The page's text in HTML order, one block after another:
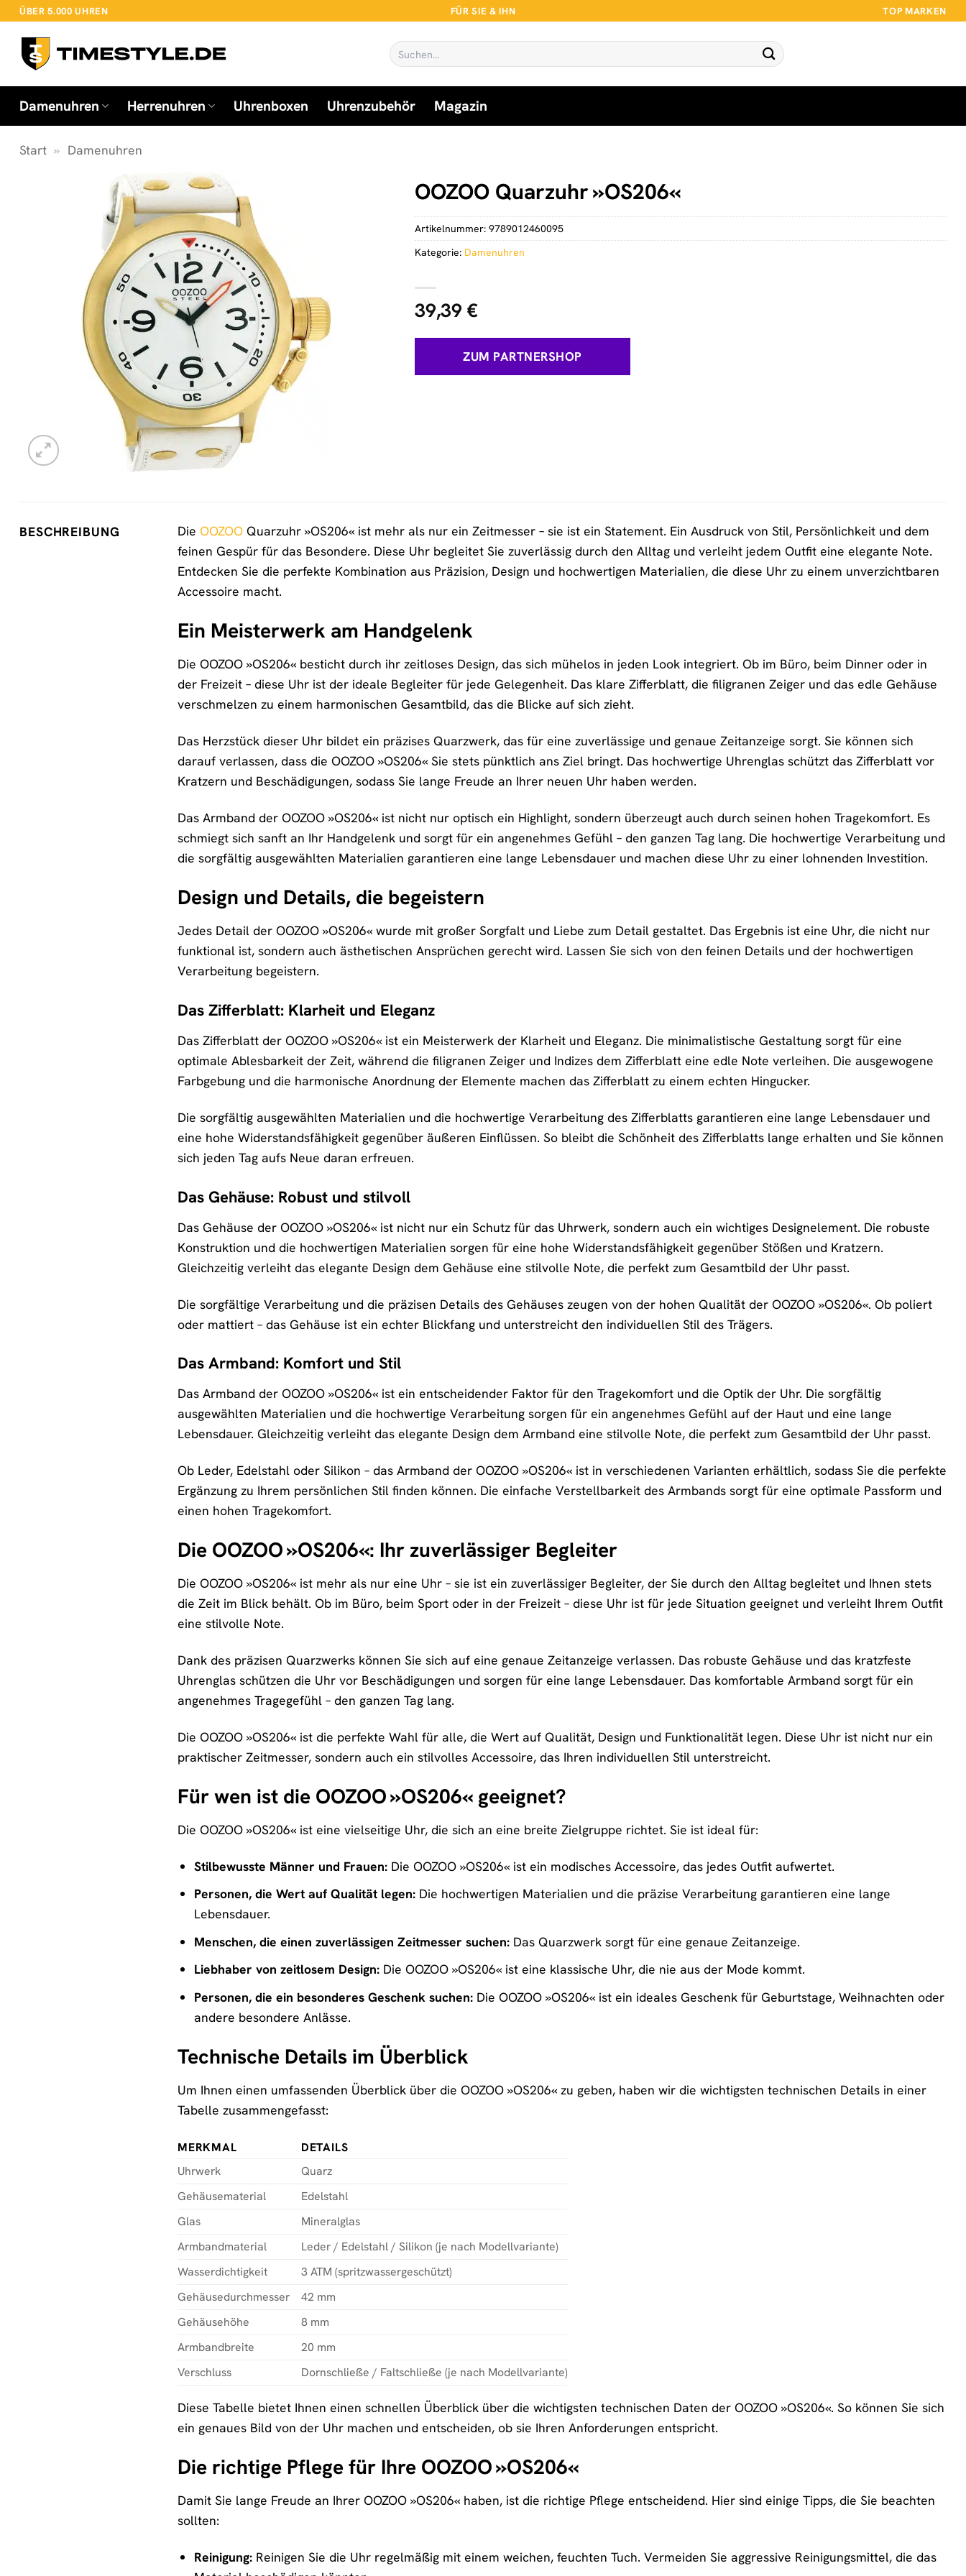
Zum
springen
ÜBER 5.000 UHREN FÜR SIE & IHN TOP MARKEN
Suchen
nach:
Damenuhren Herrenuhren Uhrenboxen Uhrenzubehör Magazin
Start » Damenuhren
OOZOO Quarzuhr »OS206«
39,39 €
ZUM PARTNERSHOP
Artikelnummer: 9789012460095
Kategorie: Damenuhren
BESCHREIBUNG Die OOZOO Quarzuhr »OS206« ist mehr als nur ein Zeitmesser – sie ist ein Statement. Ein Ausdruck von Stil, Persönlichkeit und dem
feinen Gespür für das Besondere. Diese Uhr begleitet Sie zuverlässig durch den Alltag und verleiht jedem Outfit eine elegante Note.
Entdecken Sie die perfekte Kombination aus Präzision, Design und hochwertigen Materialien, die diese Uhr zu einem unverzichtbaren
Accessoire macht.
Ein Meisterwerk am Handgelenk
Die OOZOO »OS206« besticht durch ihr zeitloses Design, das sich mühelos in jeden Look integriert. Ob im Büro, beim Dinner oder in
der Freizeit – diese Uhr ist der ideale Begleiter für jede Gelegenheit. Das klare Zifferblatt, die filigranen Zeiger und das edle Gehäuse
verschmelzen zu einem harmonischen Gesamtbild, das die Blicke auf sich zieht.
Das Herzstück dieser Uhr bildet ein präzises Quarzwerk, das für eine zuverlässige und genaue Zeitanzeige sorgt. Sie können sich
darauf verlassen, dass die OOZOO »OS206« Sie stets pünktlich ans Ziel bringt. Das hochwertige Uhrenglas schützt das Zifferblatt vor
Kratzern und Beschädigungen, sodass Sie lange Freude an Ihrer neuen Uhr haben werden.
Das Armband der OOZOO »OS206« ist nicht nur optisch ein Highlight, sondern überzeugt auch durch seinen hohen Tragekomfort. Es
schmiegt sich sanft an Ihr Handgelenk und sorgt für ein angenehmes Gefühl – den ganzen Tag lang. Die hochwertige Verarbeitung und
die sorgfältig ausgewählten Materialien garantieren eine lange Lebensdauer und machen diese Uhr zu einer lohnenden Investition.
Design und Details, die begeistern
Jedes Detail der OOZOO »OS206« wurde mit großer Sorgfalt und Liebe zum Detail gestaltet. Das Ergebnis ist eine Uhr, die nicht nur
funktional ist, sondern auch ästhetischen Ansprüchen gerecht wird. Lassen Sie sich von den feinen Details und der hochwertigen
Verarbeitung begeistern.
Das Zifferblatt: Klarheit und Eleganz
Das Zifferblatt der OOZOO »OS206« ist ein Meisterwerk der Klarheit und Eleganz. Die minimalistische Gestaltung sorgt für eine
optimale Ablesbarkeit der Zeit, während die filigranen Zeiger und Indizes dem Zifferblatt eine edle Note verleihen. Die ausgewogene
Farbgebung und die harmonische Anordnung der Elemente machen das Zifferblatt zu einem echten Hingucker.
Die sorgfältig ausgewählten Materialien und die hochwertige Verarbeitung des Zifferblatts garantieren eine lange Lebensdauer und
eine hohe Widerstandsfähigkeit gegenüber äußeren Einflüssen. So bleibt die Schönheit des Zifferblatts lange erhalten und Sie können
sich jeden Tag aufs Neue daran erfreuen.
Das Gehäuse: Robust und stilvoll
Das Gehäuse der OOZOO »OS206« ist nicht nur ein Schutz für das Uhrwerk, sondern auch ein wichtiges Designelement. Die robuste
Konstruktion und die hochwertigen Materialien sorgen für eine hohe Widerstandsfähigkeit gegenüber Stößen und Kratzern.
Gleichzeitig verleiht das elegante Design dem Gehäuse eine stilvolle Note, die perfekt zum Gesamtbild der Uhr passt.
Die sorgfältige Verarbeitung und die präzisen Details des Gehäuses zeugen von der hohen Qualität der OOZOO »OS206«. Ob poliert
oder mattiert – das Gehäuse ist ein echter Blickfang und unterstreicht den individuellen Stil des Trägers.
Das Armband: Komfort und Stil
Das Armband der OOZOO »OS206« ist ein entscheidender Faktor für den Tragekomfort und die Optik der Uhr. Die sorgfältig
ausgewählten Materialien und die hochwertige Verarbeitung sorgen für ein angenehmes Gefühl auf der Haut und eine lange
Lebensdauer. Gleichzeitig verleiht das elegante Design dem Armband eine stilvolle Note, die perfekt zum Gesamtbild der Uhr passt.
Ob Leder, Edelstahl oder Silikon – das Armband der OOZOO »OS206« ist in verschiedenen Varianten erhältlich, sodass Sie die perfekte
Ergänzung zu Ihrem persönlichen Stil finden können. Die einfache Verstellbarkeit des Armbands sorgt für eine optimale Passform und
einen hohen Tragekomfort.
Die OOZOO »OS206«: Ihr zuverlässiger Begleiter
Die OOZOO »OS206« ist mehr als nur eine Uhr – sie ist ein zuverlässiger Begleiter, der Sie durch den Alltag begleitet und Ihnen stets
die Zeit im Blick behält. Ob im Büro, beim Sport oder in der Freizeit – diese Uhr ist für jede Situation geeignet und verleiht Ihrem Outfit
eine stilvolle Note.
Dank des präzisen Quarzwerks können Sie sich auf eine genaue Zeitanzeige verlassen. Das robuste Gehäuse und das kratzfeste
Uhrenglas schützen die Uhr vor Beschädigungen und sorgen für eine lange Lebensdauer. Das komfortable Armband sorgt für ein
angenehmes Tragegefühl – den ganzen Tag lang.
Die OOZOO »OS206« ist die perfekte Wahl für alle, die Wert auf Qualität, Design und Funktionalität legen. Diese Uhr ist nicht nur ein
praktischer Zeitmesser, sondern auch ein stilvolles Accessoire, das Ihren individuellen Stil unterstreicht.
Für wen ist die OOZOO »OS206« geeignet?
Die OOZOO »OS206« ist eine vielseitige Uhr, die sich an eine breite Zielgruppe richtet. Sie ist ideal für:
Stilbewusste Männer und Frauen:Die OOZOO »OS206« ist ein modisches Accessoire, das jedes Outfit aufwertet.
Personen, die Wert auf Qualität legen:Die hochwertigen Materialien und die präzise Verarbeitung garantieren eine lange
Lebensdauer.
Menschen, die einen zuverlässigen Zeitmesser suchen:Das Quarzwerk sorgt für eine genaue Zeitanzeige.
Liebhaber von zeitlosem Design:Die OOZOO »OS206« ist eine klassische Uhr, die nie aus der Mode kommt.
Personen, die ein besonderes Geschenk suchen:Die OOZOO »OS206« ist ein ideales Geschenk für Geburtstage, Weihnachten oder
andere besondere Anlässe.
Technische Details im Überblick
Um Ihnen einen umfassenden Überblick über die OOZOO »OS206« zu geben, haben wir die wichtigsten technischen Details in einer
Tabelle zusammengefasst:
MERKMAL
DETAILS
Uhrwerk
Quarz
Gehäusematerial
Edelstahl
Glas
Mineralglas
Armbandmaterial
Leder / Edelstahl / Silikon (je nach Modellvariante)
Wasserdichtigkeit
3 ATM (spritzwassergeschützt)
Gehäusedurchmesser
42 mm
Gehäusehöhe
8 mm
Armbandbreite
20 mm
Verschluss
Dornschließe / Faltschließe (je nach Modellvariante)
Diese Tabelle bietet Ihnen einen schnellen Überblick über die wichtigsten technischen Daten der OOZOO »OS206«. So können Sie sich
ein genaues Bild von der Uhr machen und entscheiden, ob sie Ihren Anforderungen entspricht.
Die richtige Pflege für Ihre OOZOO »OS206«
Damit Sie lange Freude an Ihrer OOZOO »OS206« haben, ist die richtige Pflege entscheidend. Hier sind einige Tipps, die Sie beachten
sollten:
Reinigung:Reinigen Sie die Uhr regelmäßig mit einem weichen, feuchten Tuch. Vermeiden Sie aggressive Reinigungsmittel, die das